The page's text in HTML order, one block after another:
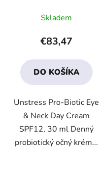
hodnotenie
produktu
je
4,5
z
hviezdičiek.
Skladem
€83,47
DO KOŠÍKA
Unstress Pro-Biotic Eye
& Neck Day Cream
SPF12, 30 ml Denný
probiotický očný krém...